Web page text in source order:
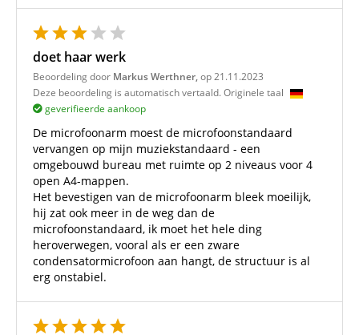
doet haar werk
Beoordeling door Markus Werthner,op 21.11.2023
Deze beoordeling is automatisch vertaald. Originele taal
geverifieerde aankoop
De microfoonarm moest de microfoonstandaard
vervangen op mijn muziekstandaard - een
omgebouwd bureau met ruimte op 2 niveaus voor 4
open A4-mappen.
Het bevestigen van de microfoonarm bleek moeilijk,
hij zat ook meer in de weg dan de
microfoonstandaard, ik moet het hele ding
heroverwegen, vooral als er een zware
condensatormicrofoon aan hangt, de structuur is al
erg onstabiel.